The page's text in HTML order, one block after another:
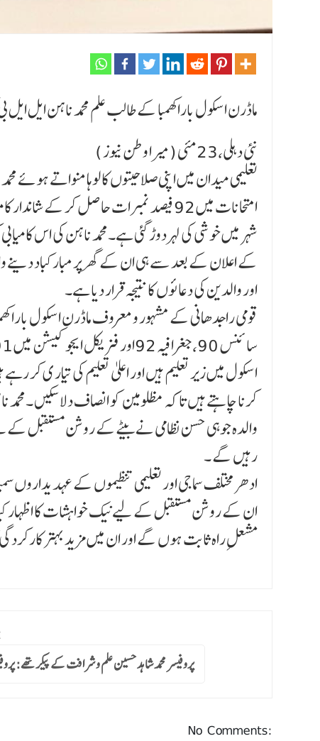
ماڈرن اسکول باراکھمبا کے طالب علم محمد ناہن ایل ایل
نئی دہلی،23مئی (میرا وطن نیوز )
تعلیمی میدان میں اپنی صلاحیتوں کا لوہا منواتے
امتحانات میں 92 فیصد نمبرات حاصل کر
شہر میں خوشی کی لہر دوڑ گئی ہے۔محمد ناہن کی اس کامیابی
کے اعلان کے بعد سے ہی ان کے گھر پر مبارکباد دینے
اور والدین کی دعائوں کا نتیجہ قرار دیا ہے۔
اسکول میں زیر تعلیم ہیں اور اعلیٰ تعلیم کی تیار ی کر
کرنا چاہتے ہیں تا کہ مظلومین کو انصاف دلاسکیں ۔محمد
والدہ جوہی حسن نظامی نے بیٹے کے روشن مستقبل کے
رہیں گے ۔
ادھر مختلف سماجی اور تعلیمی تنظیموں کے
ان کے روشن مستقبل کے لیے نیک خواہشات کا اظہار
مشعلِ راہ ثابت ہوں گے اور ان میں مزید بہتر
پروفیسر محمد شاہد حسین علم و شرافت کے پیکر تھے:
No Comments: